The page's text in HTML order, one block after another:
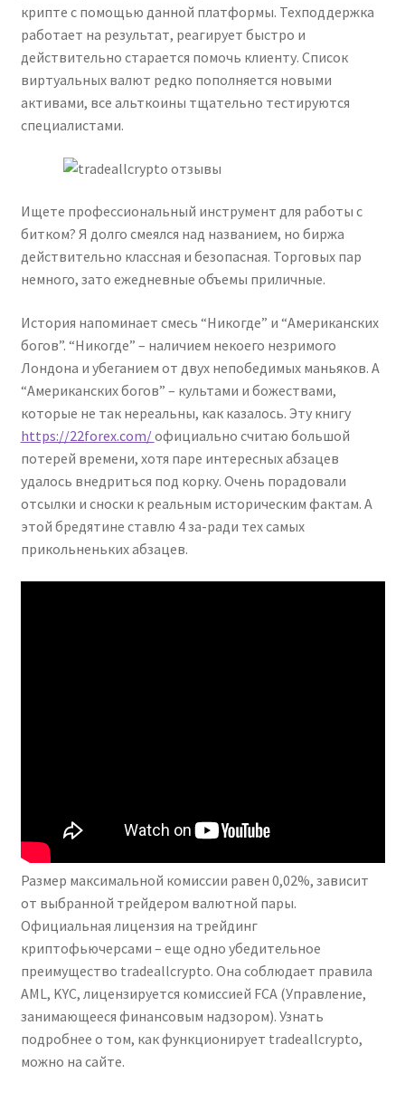
крипте с помощью данной платформы. Техподдержка
работает на результат, реагирует быстро и
действительно старается помочь клиенту. Список
виртуальных валют редко пополняется новыми
активами, все альткоины тщательно тестируются
специалистами.
Ищете профессиональный инструмент для работы с
битком? Я долго смеялся над названием, но биржа
действительно классная и безопасная. Торговых пар
немного, зато ежедневные объемы приличные.
История напоминает смесь “Никогде” и “Американских
богов”. “Никогде” – наличием некоего незримого
Лондона и убеганием от двух непобедимых маньяков. А
“Американских богов” – культами и божествами,
которые не так нереальны, как казалось. Эту книгу
https://22forex.com/официально считаю большой
потерей времени, хотя паре интересных абзацев
удалось внедриться под корку. Очень порадовали
отсылки и сноски к реальным историческим фактам. А
этой бредятине ставлю 4 за-ради тех самых
прикольненьких абзацев.
Размер максимальной комиссии равен 0,02%, зависит
от выбранной трейдером валютной пары.
Официальная лицензия на трейдинг
криптофьючерсами – еще одно убедительное
преимущество tradeallcrypto. Она соблюдает правила
AML, KYC, лицензируется комиссией FCA (Управление,
занимающееся финансовым надзором). Узнать
подробнее о том, как функционирует tradeallcrypto,
можно на сайте.